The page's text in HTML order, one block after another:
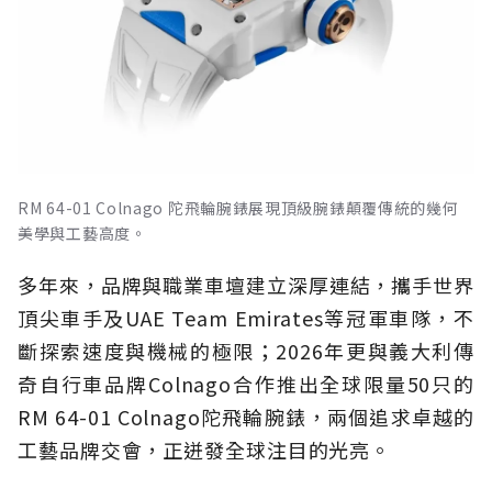
RM 64-01 Colnago 陀飛輪腕錶展現頂級腕錶顛覆傳統的幾何
美學與工藝高度。
多年來，品牌與職業車壇建立深厚連結，攜手世界
頂尖車手及UAE Team Emirates等冠軍車隊，不
斷探索速度與機械的極限；2026年更與義大利傳
奇自行車品牌Colnago合作推出全球限量50只的
RM 64-01 Colnago陀飛輪腕錶，兩個追求卓越的
工藝品牌交會，正迸發全球注目的光亮。